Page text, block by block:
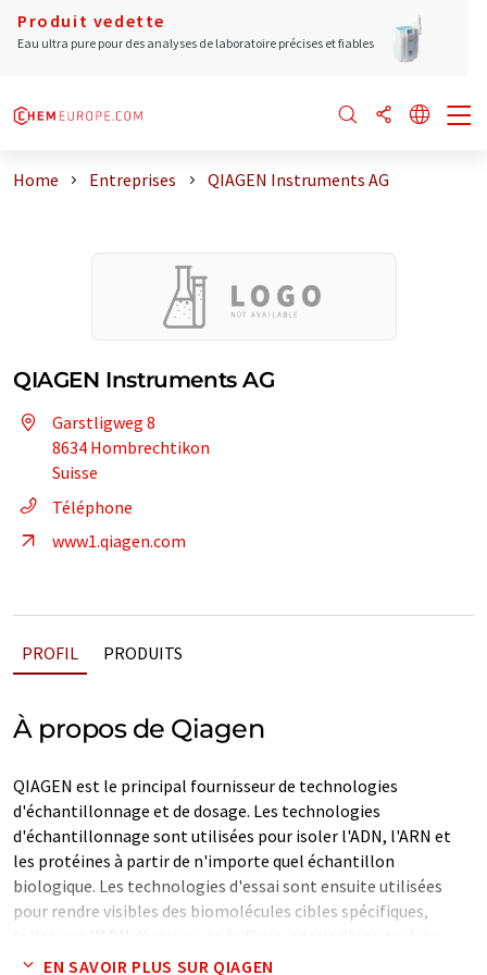
Produit vedette
Eau ultra pure pour des analyses de laboratoire précises et fiables
Home Entreprises QIAGEN Instruments AG
QIAGEN Instruments AG
Garstligweg 8
8634 Hombrechtikon
Suisse
Téléphone
www1.qiagen.com
PROFIL PRODUITS
À propos de Qiagen
QIAGEN est le principal fournisseur de technologies
d'échantillonnage et de dosage. Les technologies
d'échantillonnage sont utilisées pour isoler l'ADN, l'ARN et
les protéines à partir de n'importe quel échantillon
biologique. Les technologies d'essai sont ensuite utilisées
pour rendre visibles des biomolécules cibles spécifiques,
ultérieure.
EN SAVOIR PLUS SUR QIAGEN